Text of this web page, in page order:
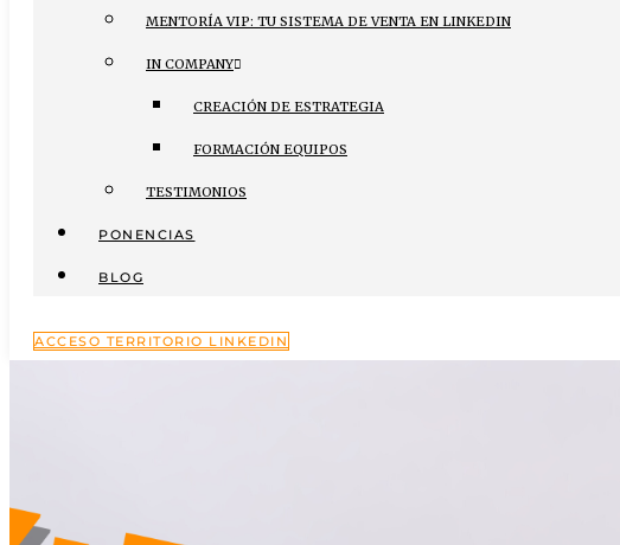
MENTORÍA VIP: TU SISTEMA DE VENTA EN LINKEDIN
IN COMPANY
CREACIÓN DE ESTRATEGIA
FORMACIÓN EQUIPOS
TESTIMONIOS
PONENCIAS
BLOG
ACCESO TERRITORIO LINKEDIN